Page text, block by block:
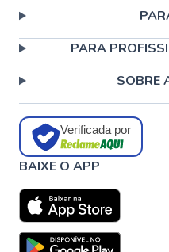
PARA
SOBRE
Verificada por
BAIXE O APP